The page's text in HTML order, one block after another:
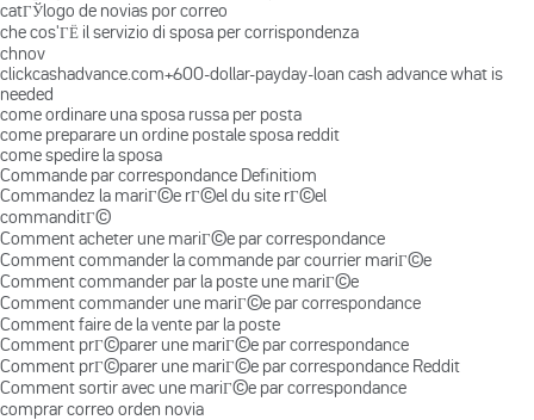
catГЎlogo de novias por correo
che cos'ГЁ il servizio di sposa per corrispondenza
chnov
clickcashadvance.com+600-dollar-payday-loan cash advance what is
needed
come ordinare una sposa russa per posta
come preparare un ordine postale sposa reddit
come spedire la sposa
Commande par correspondance Definitiom
Commandez la mariГ©e rГ©el du site rГ©el
commanditГ©
Comment acheter une mariГ©e par correspondance
Comment commander la commande par courrier mariГ©e
Comment commander par la poste une mariГ©e
Comment commander une mariГ©e par correspondance
Comment faire de la vente par la poste
Comment prГ©parer une mariГ©e par correspondance
Comment prГ©parer une mariГ©e par correspondance Reddit
Comment sortir avec une mariГ©e par correspondance
comprar correo orden novia